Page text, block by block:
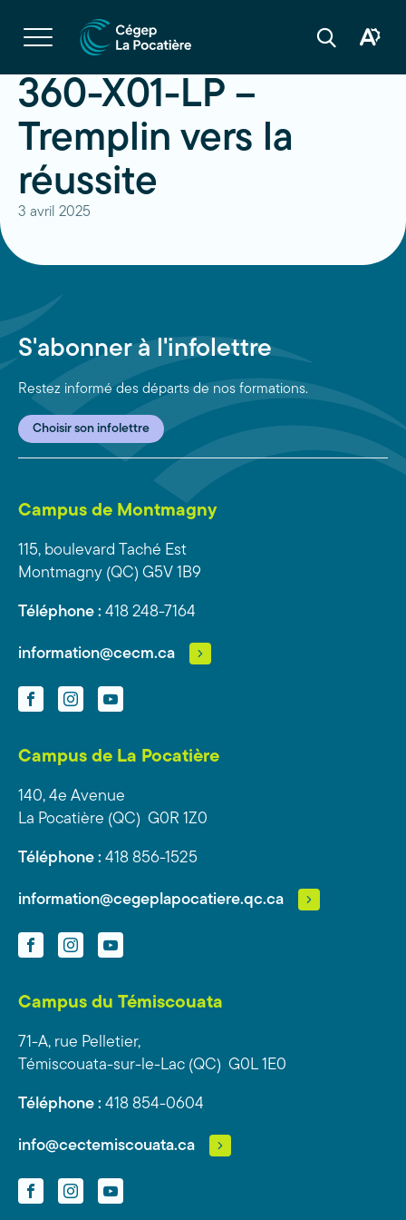
Ouvrir
la
navigation
site
Ouvrir
Ouvrir
360-X01-LP –
Tremplin vers la
réussite
3 avril 2025
S'abonner à l'infolettre
Restez informé des départs de nos formations.
Choisir son infolettre
Campus de Montmagny
115, boulevard Taché Est
Montmagny (QC) G5V 1B9
Téléphone : 418 248-7164
information@cecm.ca
FacebookInstagramYouTube
Campus de La Pocatière
140, 4e Avenue
La Pocatière (QC) G0R 1Z0
Téléphone : 418 856-1525
information@cegeplapocatiere.qc.ca
FacebookInstagramYouTube
Campus du Témiscouata
71-A, rue Pelletier,
Témiscouata-sur-le-Lac (QC) G0L 1E0
Téléphone : 418 854-0604
info@cectemiscouata.ca
FacebookInstagramYouTube